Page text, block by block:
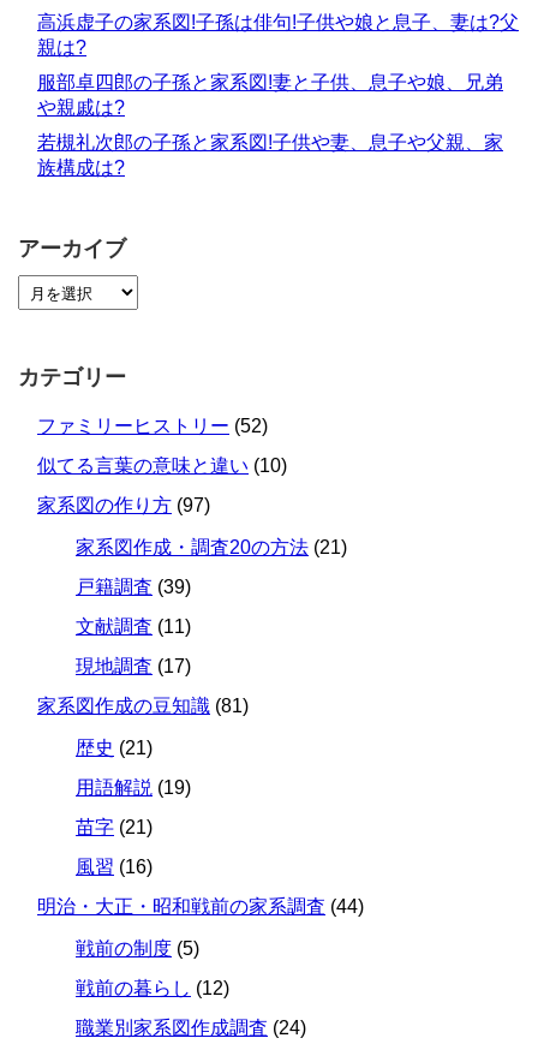
高浜虚子の家系図!子孫は俳句!子供や娘と息子、妻は?父
親は?
服部卓四郎の子孫と家系図!妻と子供、息子や娘、兄弟
や親戚は?
若槻礼次郎の子孫と家系図!子供や妻、息子や父親、家
族構成は?
アーカイブ
カテゴリー
ファミリーヒストリー (52)
似てる言葉の意味と違い (10)
家系図の作り方 (97)
家系図作成・調査20の方法 (21)
戸籍調査 (39)
文献調査 (11)
現地調査 (17)
家系図作成の豆知識 (81)
歴史 (21)
用語解説 (19)
苗字 (21)
風習 (16)
明治・大正・昭和戦前の家系調査 (44)
戦前の制度 (5)
戦前の暮らし (12)
職業別家系図作成調査 (24)